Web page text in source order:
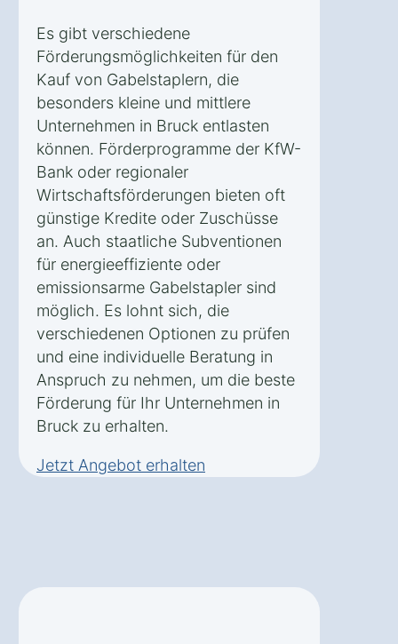
Es gibt verschiedene
Förderungsmöglichkeiten für den
Kauf von Gabelstaplern, die
besonders kleine und mittlere
Unternehmen in Bruck entlasten
können. Förderprogramme der KfW-
Bank oder regionaler
Wirtschaftsförderungen bieten oft
günstige Kredite oder Zuschüsse
an. Auch staatliche Subventionen
für energieeffiziente oder
emissionsarme Gabelstapler sind
möglich. Es lohnt sich, die
verschiedenen Optionen zu prüfen
und eine individuelle Beratung in
Anspruch zu nehmen, um die beste
Förderung für Ihr Unternehmen in
Bruck zu erhalten.
Jetzt Angebot erhalten